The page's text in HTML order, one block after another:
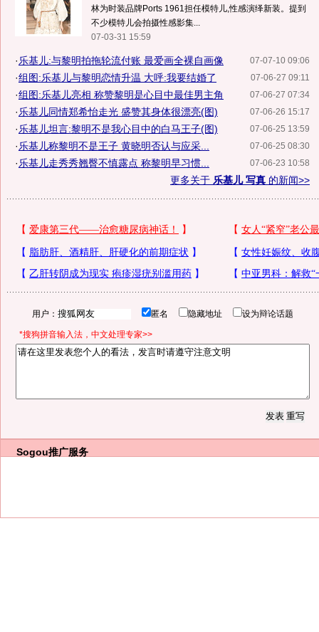
林为时装品牌Ports 1961担任模特儿,性感演绎新装。提到
不少模特儿会拍摄性感影集...
07-03-31 15:59
07-07-10 09:06
· 乐基儿:与黎明拍拖轮流付账 最爱画全裸自画像
07-06-27 09:11
·组图:乐基儿与黎明恋情升温 大呼:我要结婚了
07-06-27 07:34
·组图:乐基儿亮相 称赞黎明是心目中最佳男主角
07-06-26 15:17
· 乐基儿同情郑希怡走光 盛赞其身体很漂亮(图)
07-06-25 13:59
· 乐基儿坦言:黎明不是我心目中的白马王子(图)
07-06-25 08:30
· 乐基儿称黎明不是王子 黄晓明否认与应采...
07-06-23 10:58
· 乐基儿走秀秀翘臀不慎露点 称黎明早习惯...
更多关于 乐基儿 写真 的新闻>>
用户： 匿名 隐藏地址 设为辩论话题
*搜狗拼音输入法，中文处理专家>>
Sogou推广服务